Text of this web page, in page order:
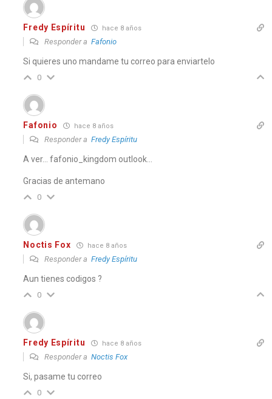
Fredy Espíritu hace 8 años
Responder aFafonio
Si quieres uno mandame tu correo para enviartelo
0
Fafonio hace 8 años
Responder aFredy Espíritu
A ver… fafonio_kingdom outlook…
Gracias de antemano
0
Noctis Fox hace 8 años
Responder aFredy Espíritu
Aun tienes codigos ?
0
Fredy Espíritu hace 8 años
Responder aNoctis Fox
Si, pasame tu correo
0